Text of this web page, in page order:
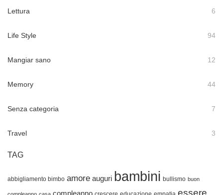
Lettura 6
Life Style 94
Mangiar sano 12
Memory 44
Senza categoria 7
Travel 3
TAG
abbigliamento bimbo amore auguri bambini bullismo buon
essere